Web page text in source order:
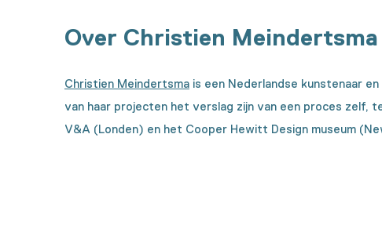
Over Christien Meindertsma
Christien Meindertsma is een Nederlandse kunstenaar
van haar projecten het verslag zijn van een proces zelf,
V&A (Londen) en het Cooper Hewitt Design museum